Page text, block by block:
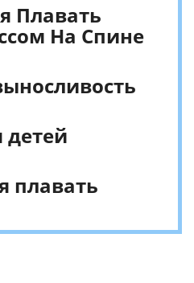
Плавать
На Спине
детей
плавать